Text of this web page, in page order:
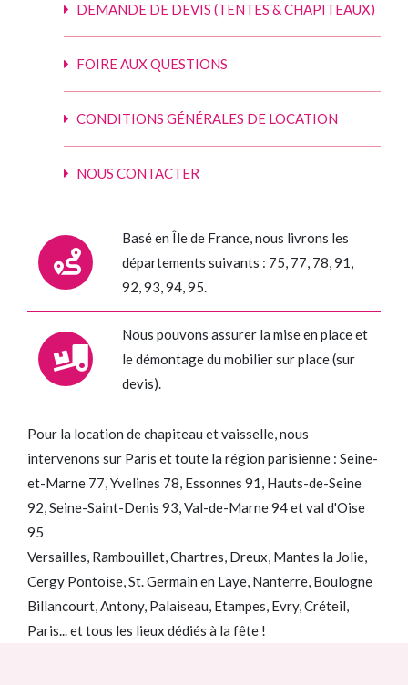
DEMANDE DE DEVIS (TENTES & CHAPITEAUX)
FOIRE AUX QUESTIONS
CONDITIONS GÉNÉRALES DE LOCATION
NOUS CONTACTER
Basé en Île de France, nous livrons les
départements suivants : 75, 77, 78, 91,
92, 93, 94, 95.
Nous pouvons assurer la mise en place et
le démontage du mobilier sur place (sur
devis).
Pour la location de chapiteau et vaisselle, nous
intervenons sur Paris et toute la région parisienne : Seine-
et-Marne 77, Yvelines 78, Essonnes 91, Hauts-de-Seine
92, Seine-Saint-Denis 93, Val-de-Marne 94 et val d'Oise
95
Versailles, Rambouillet, Chartres, Dreux, Mantes la Jolie,
Cergy Pontoise, St. Germain en Laye, Nanterre, Boulogne
Billancourt, Antony, Palaiseau, Etampes, Evry, Créteil,
Paris... et tous les lieux dédiés à la fête !